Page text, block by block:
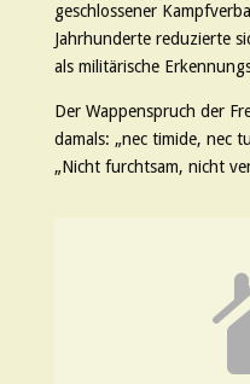
geschlossener
Jahrhunderte reduzierte
als militärische
Der Wappenspruch der
damals: „nec timide, nec
„Nicht furchtsam, nicht